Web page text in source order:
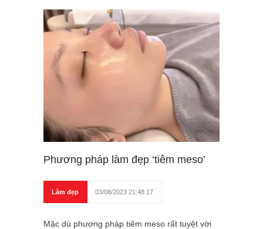
Phương pháp làm đẹp ‘tiêm meso’
Làm đẹp 03/08/2023 21:48:17
Mặc dù phương pháp tiêm meso rất tuyệt vời